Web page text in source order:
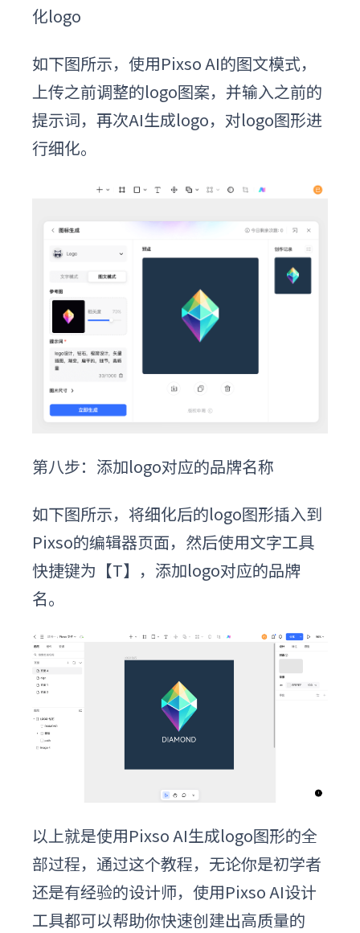
化logo
如下图所示，使用Pixso AI的图文模式，
上传之前调整的logo图案，并输入之前的
提示词，再次AI生成logo，对logo图形进
行细化。
第八步： 添加logo对应的品牌名称
如下图所示，将细化后的logo图形插入到
Pixso的编辑器页面，然后使用文字工具
快捷键为【T】，添加logo对应的品牌
名。
以上就是使用Pixso AI生成logo图形的全
部过程，通过这个教程，无论你是初学者
还是有经验的设计师，使用Pixso AI设计
工具都可以帮助你快速创建出高质量的